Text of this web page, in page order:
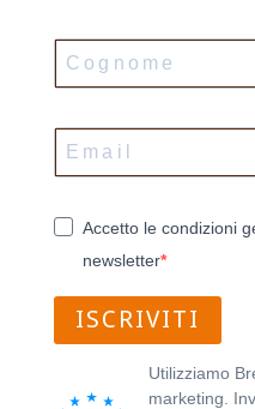
Accetto le condizioni
newsletter
ISCRIVITI
Utilizziamo
marketing.